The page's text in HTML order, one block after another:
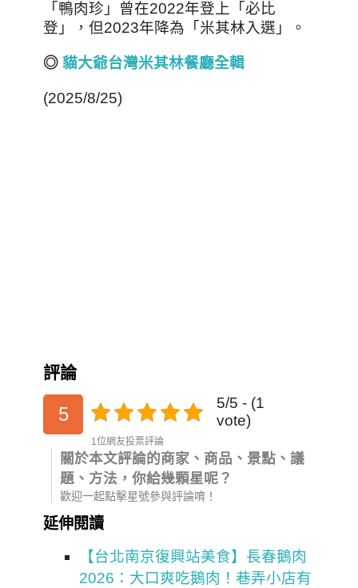
「鴨肉珍」曾在2022年登上「必比
登」，但2023年降為「米其林入選」。
◎ 貓大爺台灣米其林餐廳全輯
(2025/8/25)
評論
5
5/5 - (1
vote)
1位網友投票評論
關於本文評論的商家、商品、景點、議
題、方法，你給幾顆星呢？
歡迎一起點擊星號參與評論唷！
延伸閱讀
【台北南京復興站美食】長春鵝肉
2026：大口爽吃鵝肉！巷弄小店有